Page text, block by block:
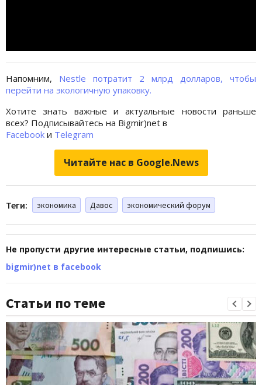
Напомним, Nestle потратит 2 млрд долларов, чтобы
перейти на экологичную упаковку.
Хотите знать важные и актуальные новости раньше
всех? Подписывайтесь на Bigmir)net в
Facebook и Telegram
Читайте нас в Google.News
Теги: экономика Давос экономический форум
Не пропусти другие интересные статьи, подпишись:
bigmir)net в facebook
Статьи по теме